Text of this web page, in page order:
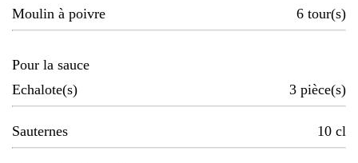
Moulin à poivre 6 tour(s)
Pour la sauce
Echalote(s)
3 pièce(s)
Sauternes 10 cl